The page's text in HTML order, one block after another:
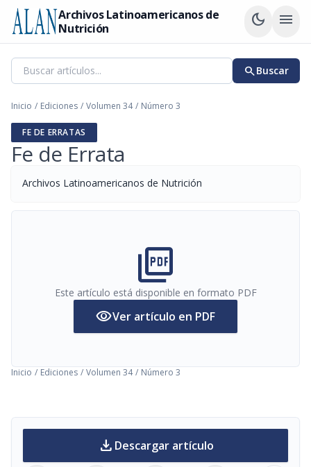
Archivos Latinoamericanos de
Nutrición
dark_mode menu
searchBuscar
Inicio / Ediciones / Volumen 34 / Número 3
FE DE ERRATAS
Fe de Errata
Archivos Latinoamericanos de Nutrición
picture_as_pdf
Este artículo está disponible en formato PDF
visibilityVer artículo en PDF
Inicio / Ediciones / Volumen 34 / Número 3
download Descargar artículo